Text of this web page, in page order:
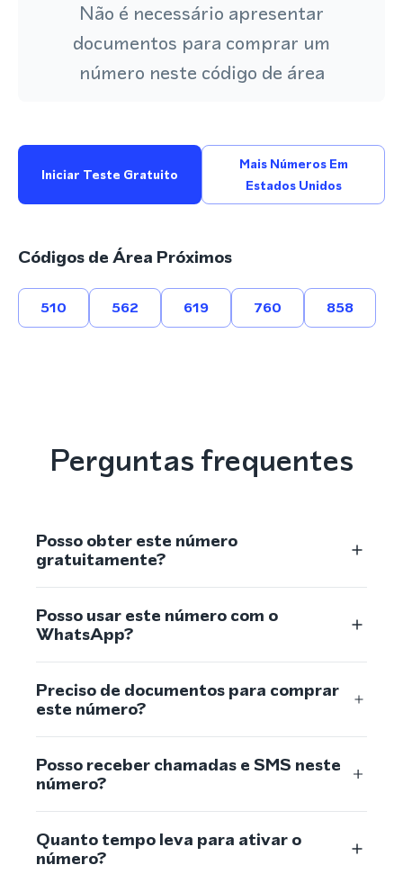
Não é necessário apresentar
documentos para comprar um
número neste código de área
Iniciar Teste Gratuito
Mais Números Em
Estados Unidos
Códigos de Área Próximos
510 562 619 760 858
Perguntas frequentes
Posso obter este número
gratuitamente?
Posso usar este número com o
WhatsApp?
Preciso de documentos para comprar
este número?
Posso receber chamadas e SMS neste
número?
Quanto tempo leva para ativar o
número?